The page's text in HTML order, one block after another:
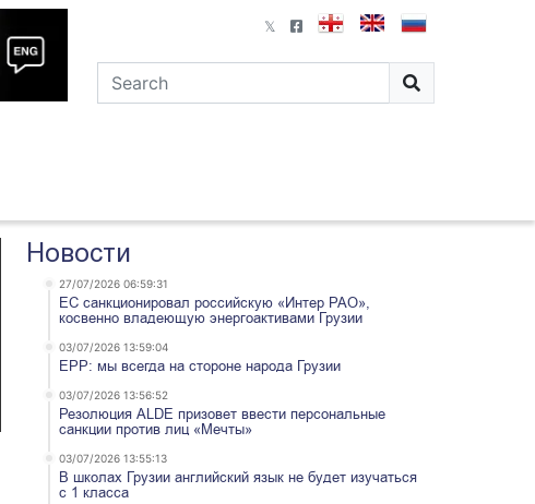
Новости
27/07/2026 06:59:31
ЕС санкционировал российскую «Интер РАО»,
косвенно владеющую энергоактивами Грузии
03/07/2026 13:59:04
EPP: мы всегда на стороне народа Грузии
03/07/2026 13:56:52
Резолюция ALDE призовет ввести персональные
санкции против лиц «Мечты»
03/07/2026 13:55:13
В школах Грузии английский язык не будет изучаться
с 1 класса